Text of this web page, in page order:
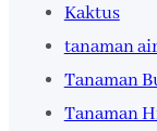
Kaktus
tanaman
Tanaman
Tanaman